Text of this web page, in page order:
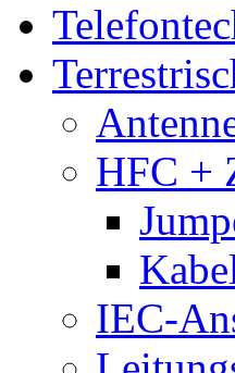
HFC +
IEC-